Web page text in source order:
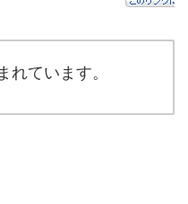
れています。